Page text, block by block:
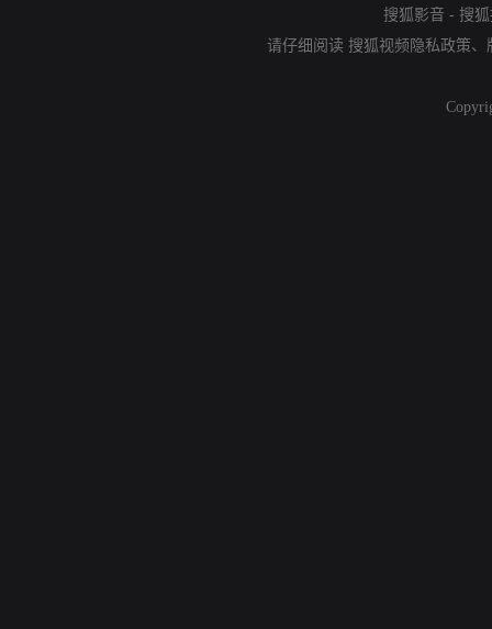
搜狐影音 - 搜
请仔细阅读 搜狐视频隐私政策、